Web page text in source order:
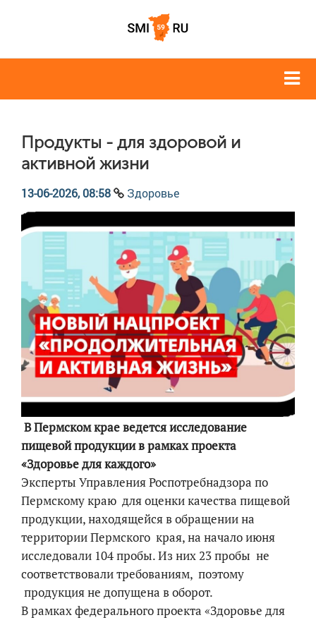
Продукты - для здоровой и
активной жизни
13-06-2026, 08:58 Здоровье
В Пермском крае ведется исследование
пищевой продукции в рамках проекта
«Здоровье для каждого»
Эксперты Управления Роспотребнадзора по
Пермскому краю для оценки качества пищевой
продукции, находящейся в обращении на
территории Пермского края, на начало июня
исследовали 104 пробы. Из них 23 пробы не
соответствовали требованиям, поэтому
продукция не допущена в оборот.
В рамках федерального проекта «Здоровье для